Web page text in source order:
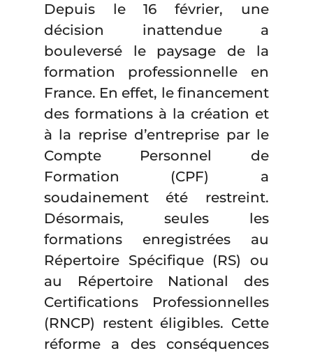
Depuis le 16 février, une
décision inattendue a
bouleversé le paysage de la
formation professionnelle en
France. En effet, le financement
des formations à la création et
à la reprise d’entreprise par le
Compte Personnel de
Formation (CPF) a
soudainement été restreint.
Désormais, seules les
formations enregistrées au
Répertoire Spécifique (RS) ou
au Répertoire National des
Certifications Professionnelles
(RNCP) restent éligibles. Cette
réforme a des conséquences